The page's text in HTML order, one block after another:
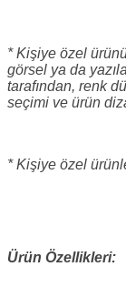
* Kişiye özel
görsel ya da
tarafından, renk
seçimi ve ürün
* Kişiye özel
Ürün Özellikleri: